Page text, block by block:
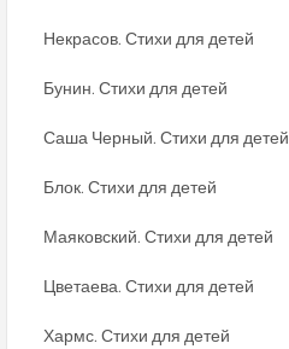
Некрасов. Стихи для детей
Бунин. Стихи для детей
Саша Черный. Стихи для детей
Блок. Стихи для детей
Маяковский. Стихи для детей
Цветаева. Стихи для детей
Хармс. Стихи для детей